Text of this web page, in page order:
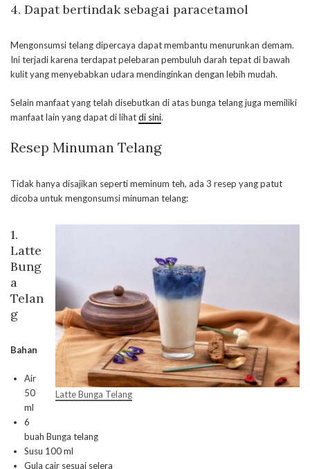
4. Dapat bertindak sebagai paracetamol
Mengonsumsi telang dipercaya dapat membantu menurunkan demam.
Ini terjadi karena terdapat pelebaran pembuluh darah tepat di bawah
kulit yang menyebabkan udara mendinginkan dengan lebih mudah.
Selain manfaat yang telah disebutkan di atas bunga telang juga memiliki
manfaat lain yang dapat di lihatdi sini.
Resep Minuman Telang
Tidak hanya disajikan seperti meminum teh, ada 3 resep yang patut
dicoba untuk mengonsumsi minuman telang:
Latte Bunga Telang
1.
Latte
Bung
a
Telan
g
Bahan
Air
50
ml
6
buah Bunga telang
Susu 100 ml
Gula cair sesuai selera